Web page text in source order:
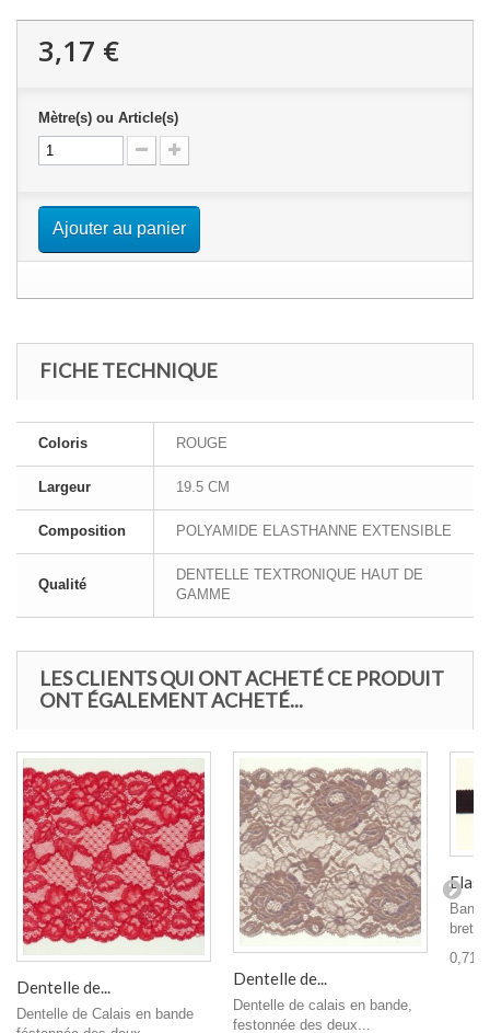
3,17 €
Mètre(s) ou Article(s)
Ajouter au panier
FICHE TECHNIQUE
Coloris ROUGE
Largeur 19.5 CM
Composition POLYAMIDE ELASTHANNE EXTENSIBLE
Qualité
DENTELLE TEXTRONIQUE HAUT DE
GAMME
LES CLIENTS QUI ONT ACHETÉ CE PRODUIT
ONT ÉGALEMENT ACHETÉ...
Dentelle de...
Dentelle de Calais en bande
Dentelle de...
Dentelle de calais en bande,
festonnée des deux...
0,71 €